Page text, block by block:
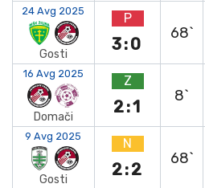
24 Avg 2025
Gosti
P
3:0
68`
16 Avg 2025
Domači
Z
2:1
8`
9 Avg 2025
Gosti
N
2:2
68`